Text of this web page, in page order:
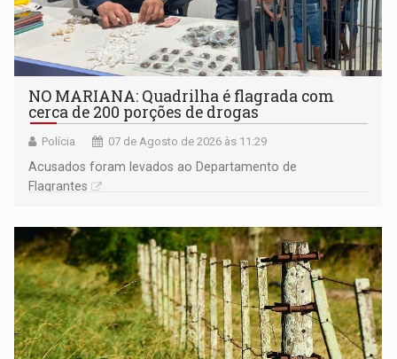
NO MARIANA: Quadrilha é flagrada com
cerca de 200 porções de drogas
Polícia 07 de Agosto de 2026 às 11:29
Acusados foram levados ao Departamento de
Flagrantes